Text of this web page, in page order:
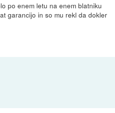
po enem letu na enem blatniku
garancijo in so mu rekl da dokler